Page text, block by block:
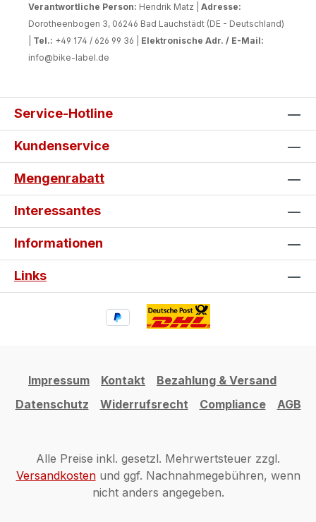
Verantwortliche Person: Hendrik Matz | Adresse:
Dorotheenbogen 3, 06246 Bad Lauchstädt (DE - Deutschland)
Tel.: +49 174 / 626 99 36 | Elektronische Adr. / E-Mail:
info@bike-label.de
Service-Hotline
Kundenservice
Mengenrabatt
Interessantes
Informationen
Links
Impressum Kontakt
Bezahlung & Versand
Datenschutz
Widerrufsrecht Compliance AGB
Alle Preise inkl. gesetzl. Mehrwertsteuer zzgl.
Versandkostenund ggf. Nachnahmegebühren, wenn
nicht anders angegeben.